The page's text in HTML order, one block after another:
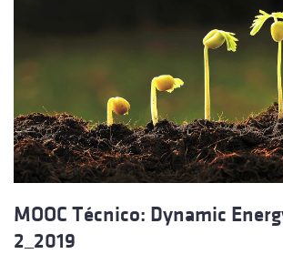
MOOC Técnico: Dynamic
2_2019